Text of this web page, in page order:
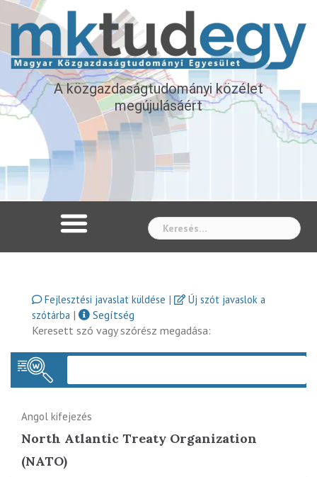
A közgazdaságtudományi közélet
megújulásáért
Fejlesztési javaslat küldése |
Új szót javaslok a
szótárba |
Segítség
Keresett szó vagy szórész megadása:
Angol kifejezés
North Atlantic Treaty Organization
(NATO)